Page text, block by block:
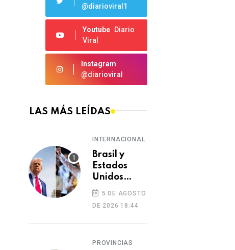
@diarioviral1
Youtube
Diario
Viral
Instagram
@diarioviral
LAS MÁS LEÍDAS
INTERNACIONAL
Brasil y
Estados
Unidos
elevan
tensión
diplomática
tras retiro
embajadora
5 DE AGOSTO
DE 2026 18:44
PROVINCIAS